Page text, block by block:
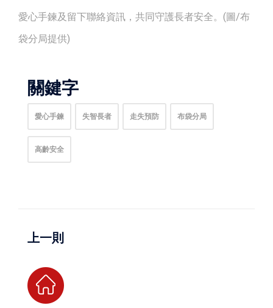
愛心手鍊及留下聯絡資訊，共同守護長者安全。(圖/布
袋分局提供)
關鍵字
愛心手鍊 失智長者 走失預防 布袋分局
高齡安全
上一則